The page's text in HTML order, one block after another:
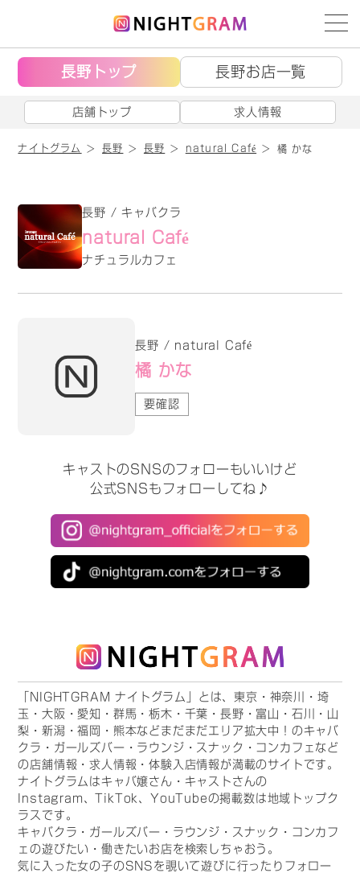
長野トップ 長野お店一覧
店舗トップ 求人情報
ナイトグラム 長野 長野 natural Café 橘 かな
長野 / キャバクラ
natural Café
ナチュラルカフェ
長野 / natural Café
橘 かな
要確認
キャストのSNSのフォローもいいけど
公式SNSもフォローしてね♪
「NIGHTGRAM ナイトグラム」とは、東京・神奈川・埼
玉・大阪・愛知・群馬・栃木・千葉・長野・富山・石川・山
梨・新潟・福岡・熊本などまだまだエリア拡大中！のキャバ
クラ・ガールズバー・ラウンジ・スナック・コンカフェなど
の店舗情報・求人情報・体験入店情報が満載のサイトです。
ナイトグラムはキャバ嬢さん・キャストさんの
Instagram、TikTok、YouTubeの掲載数は地域トップク
ラスです。
キャバクラ・ガールズバー・ラウンジ・スナック・コンカフ
ェの遊びたい・働きたいお店を検索しちゃおう。
気に入った女の子のSNSを覗いて遊びに行ったりフォロー